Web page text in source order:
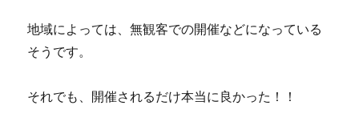
地域によっては、無観客での開催などになっている
そうです。
それでも、開催されるだけ本当に良かった！！